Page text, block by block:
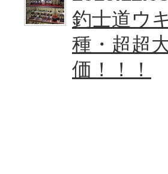
釣士道ウ
種・超超
価！！！